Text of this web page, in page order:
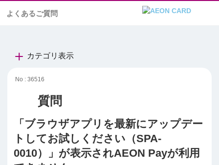
よくあるご質問
カテゴリ表示
No : 36516
「ブラウザアプリを最新にアップデー
トしてお試しください（SPA-
0010）」が表示されAEON Payが利用